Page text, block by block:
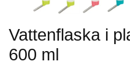
Vattenflaska i
600 ml